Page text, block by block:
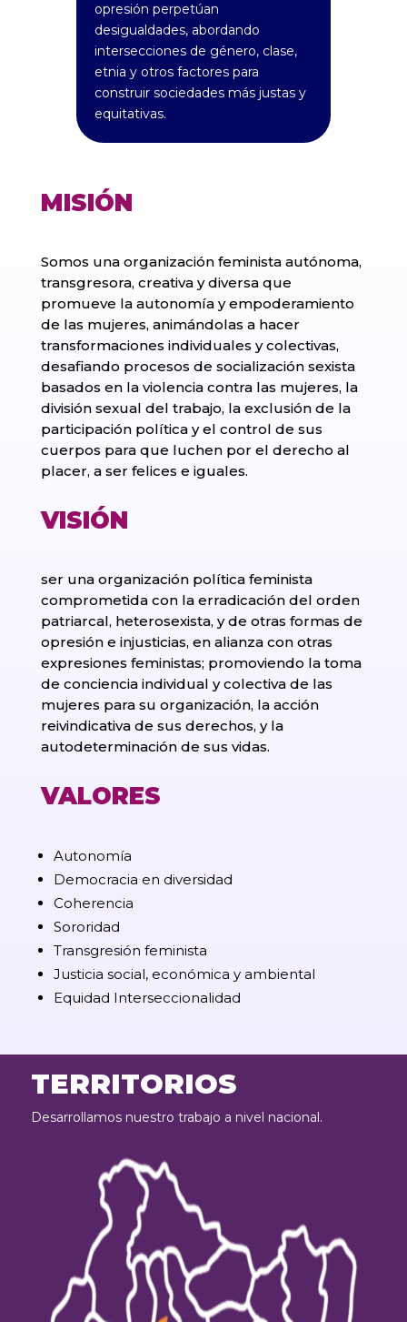
opresión perpetúan
desigualdades, abordando
intersecciones de género, clase,
etnia y otros factores para
construir sociedades más justas y
equitativas.
MISIÓN
Somos una organización feminista autónoma,
transgresora, creativa y diversa que
promueve la autonomía y empoderamiento
de las mujeres, animándolas a hacer
transformaciones individuales y colectivas,
desafiando procesos de socialización sexista
basados en la violencia contra las mujeres, la
división sexual del trabajo, la exclusión de la
participación política y el control de sus
cuerpos para que luchen por el derecho al
placer, a ser felices e iguales.
VISIÓN
ser una organización política feminista
comprometida con la erradicación del orden
patriarcal, heterosexista, y de otras formas de
opresión e injusticias, en alianza con otras
expresiones feministas; promoviendo la toma
de conciencia individual y colectiva de las
mujeres para su organización, la acción
reivindicativa de sus derechos, y la
autodeterminación de sus vidas.
VALORES
Autonomía
Democracia en diversidad
Coherencia
Sororidad
Transgresión feminista
Justicia social, económica y ambiental
Equidad Interseccionalidad
TERRITORIOS
Desarrollamos nuestro trabajo a nivel nacional.